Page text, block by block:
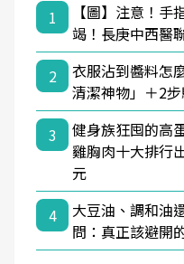
1
【圖】注意！
竭！長庚中西醫
2
衣服沾到醬料怎
清潔神物」＋2
3
健身族狂囤的高
雞胸肉十大排行
元
4
大豆油、調和油
問：真正該避開